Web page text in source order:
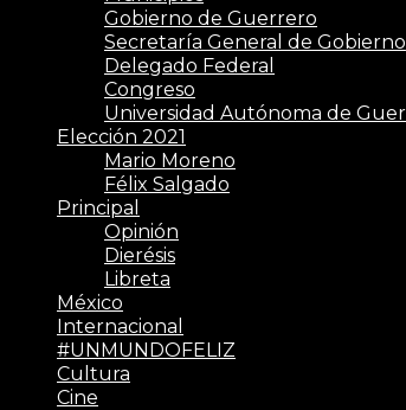
Gobierno de Guerrero
Secretaría General de Gobierno
Delegado Federal
Congreso
Universidad Autónoma de
Elección 2021
Mario Moreno
Félix Salgado
Principal
Opinión
Dierésis
Libreta
México
Internacional
#UNMUNDOFELIZ
Cultura
Cine